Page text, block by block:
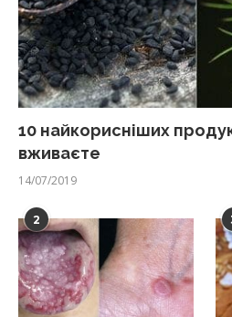
10 найкорисніших
вживаєте
14/07/2019
2